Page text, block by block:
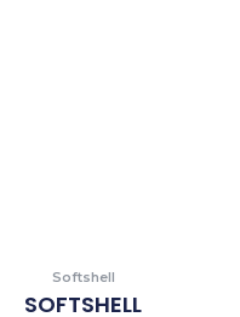
Softshell
SOFTSHELL